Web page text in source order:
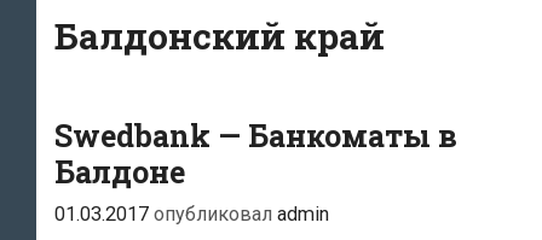
Балдонский край
Swedbank — Банкоматы в
Балдоне
01.03.2017 опубликовал admin